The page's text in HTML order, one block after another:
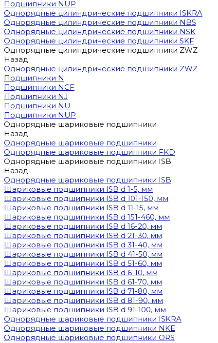
Подшипники NUP
Однорядные цилиндрические подшипники ISKRA
Однорядные цилиндрические подшипники NBS
Однорядные цилиндрические подшипники NSK
Однорядные цилиндрические подшипники SKF
Однорядные цилиндрические подшипники ZWZ
Назад
Однорядные цилиндрические подшипники ZWZ
Подшипники N
Подшипники NCF
Подшипники NJ
Подшипники NU
Подшипники NUP
Однорядные шариковые подшипники
Назад
Однорядные шариковые подшипники
Однорядные шариковые подшипники FKD
Однорядные шариковые подшипники ISB
Назад
Однорядные шариковые подшипники ISB
Шариковые подшипники ISB d 1-5, мм
Шариковые подшипники ISB d 101-150, мм
Шариковые подшипники ISB d 11-15, мм
Шариковые подшипники ISB d 151-460, мм
Шариковые подшипники ISB d 16-20, мм
Шариковые подшипники ISB d 21-30, мм
Шариковые подшипники ISB d 31-40, мм
Шариковые подшипники ISB d 41-50, мм
Шариковые подшипники ISB d 51-60, мм
Шариковые подшипники ISB d 6-10, мм
Шариковые подшипники ISB d 61-70, мм
Шариковые подшипники ISB d 71-80, мм
Шариковые подшипники ISB d 81-90, мм
Шариковые подшипники ISB d 91-100, мм
Однорядные шариковые подшипники ISKRA
Однорядные шариковые подшипники NKE
Однорядные шариковые подшипники ORS